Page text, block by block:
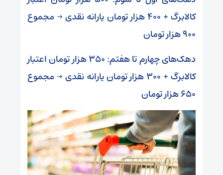
کالابرگ + ۴۰۰ هزار تومان یارانه نقدی → مجموع
۹۰۰ هزار تومان
دهک‌های چهارم تا هفتم: ۳۵۰ هزار تومان اعتبار
کالابرگ + ۳۰۰ هزار تومان یارانه نقدی → مجموع
۶۵۰ هزار تومان